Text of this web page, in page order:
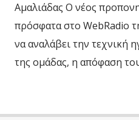
Αμαλιάδας Ο νέος
πρόσφατα στο WebRadio
να αναλάβει την τεχνική
της ομάδας, η απόφαση